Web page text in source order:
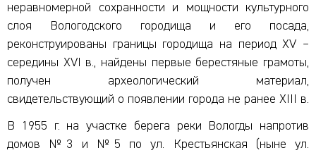
неравномерной сохранности и мощности культурного
слоя Вологодского городища и его посада,
реконструированы границы городища на период XV –
середины XVI в., найдены первые берестяные грамоты,
получен археологический материал,
свидетельствующий о появлении города не ранее XIII в.
В 1955 г. на участке берега реки Вологды напротив
домов №3 и №5 по ул. Крестьянская (ныне ул.